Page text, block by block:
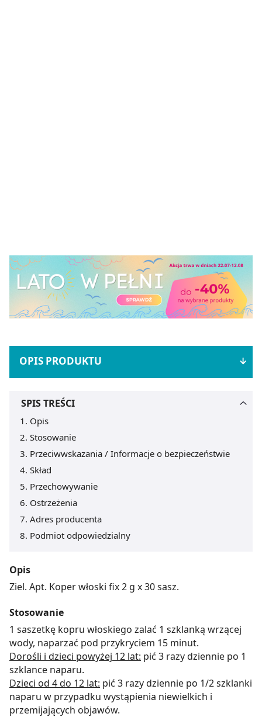
OPIS PRODUKTU
SPIS TREŚCI
Opis
Stosowanie
Przeciwwskazania / Informacje o bezpieczeństwie
Skład
Przechowywanie
Ostrzeżenia
Adres producenta
Podmiot odpowiedzialny
Opis
Ziel. Apt. Koper włoski fix 2 g x 30 sasz.
Stosowanie
1 saszetkę kopru włoskiego zalać 1 szklanką wrzącej
wody, naparzać pod przykryciem 15 minut.
Dorośli i dzieci powyżej 12 lat: pić 3 razy dziennie po 1
szklance naparu.
Dzieci od 4 do 12 lat: pić 3 razy dziennie po 1/2 szklanki
naparu w przypadku wystąpienia niewielkich i
przemijających objawów.